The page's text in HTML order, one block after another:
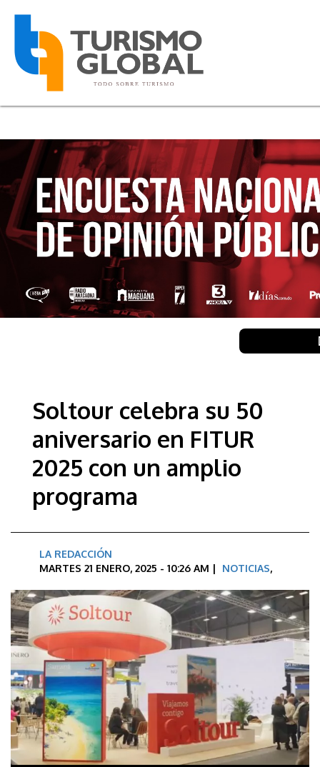
Soltour celebra su 50
aniversario en FITUR
2025 con un amplio
programa
LA REDACCIÓN
MARTES 21 ENERO, 2025 - 10:26 AM | NOTICIAS,